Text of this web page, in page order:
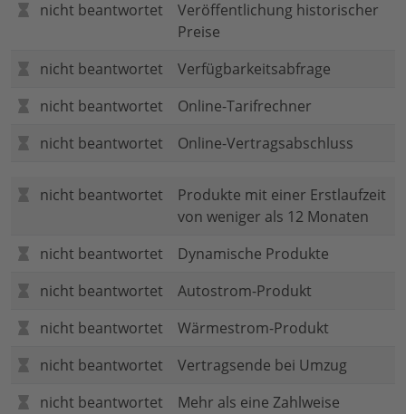
nicht beantwortet
Veröffentlichung historischer
Preise
nicht beantwortet
Verfügbarkeitsabfrage
nicht beantwortet
Online-Tarifrechner
nicht beantwortet
Online-Vertragsabschluss
nicht beantwortet
Produkte mit einer Erstlaufzeit
von weniger als 12 Monaten
nicht beantwortet
Dynamische Produkte
nicht beantwortet
Autostrom-Produkt
nicht beantwortet
Wärmestrom-Produkt
nicht beantwortet
Vertragsende bei Umzug
nicht beantwortet
Mehr als eine Zahlweise